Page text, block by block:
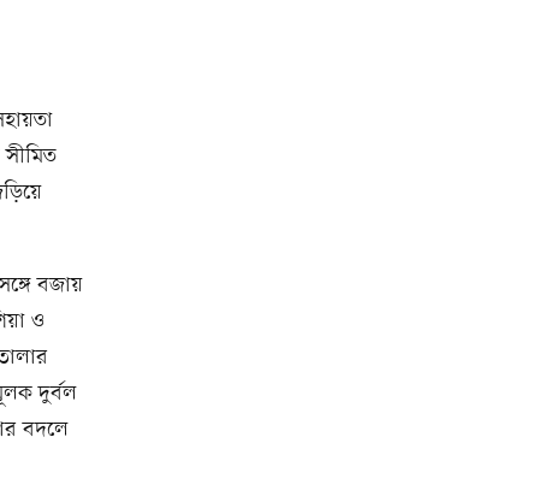
বজায়
ও
দুর্বল
বদলে